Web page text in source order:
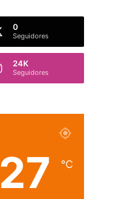
0
Seguidores
24K
Seguidores
27 ℃